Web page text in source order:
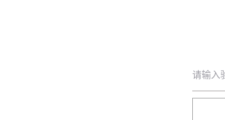
请输入